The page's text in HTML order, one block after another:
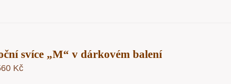
svíce „M“ v dárkovém balení
Kč